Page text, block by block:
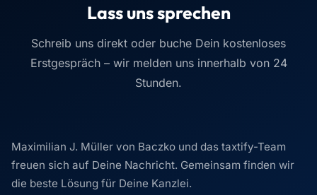
Lass uns sprechen
Schreib uns direkt oder buche Dein kostenloses
Erstgespräch – wir melden uns innerhalb von 24
Stunden.
Maximilian J. Müller von Baczko und das taxtify-Team
freuen sich auf Deine Nachricht. Gemeinsam finden wir
die beste Lösung für Deine Kanzlei.